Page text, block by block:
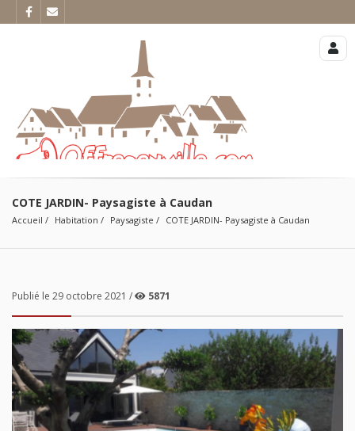
COTE JARDIN- Paysagiste à Caudan
Accueil Habitation Paysagiste COTE JARDIN- Paysagiste à Caudan
Publié le 29 octobre 2021 / 5871